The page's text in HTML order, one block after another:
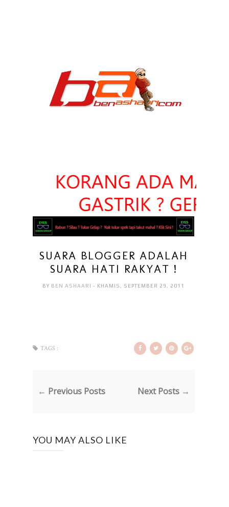
SUARA BLOGGER ADALAH
SUARA HATI RAKYAT !
BY BEN ASHAARI- KHAMIS, SEPTEMBER 29, 2011
TAGS :
← Previous Posts Next Posts →
YOU MAY ALSO LIKE